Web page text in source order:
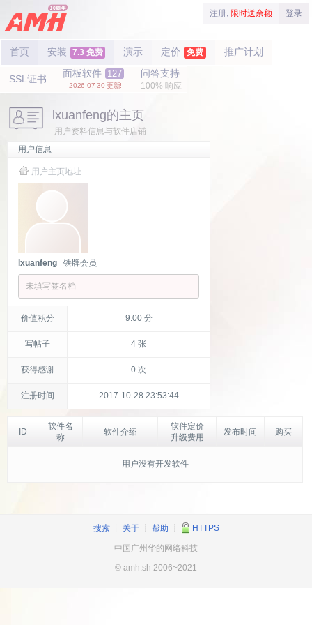
注册, 限时送余额 登录
首页 安装 7.3 免费 演示 定价 免费 推广计划
SSL证书 面板软件 127
2026-07-30 更新!
问答支持
100% 响应
lxuanfeng的主页
用户资料信息与软件店铺
用户信息
用户主页地址
lxuanfeng 铁牌会员
未填写签名档
价值积分 9.00 分
写帖子 4 张
获得感谢 0 次
注册时间 2017-10-28 23:53:44
ID
软件名
称
软件介绍
软件定价
升级费用
发布时间 购买
用户没有开发软件
搜索┊ 关于┊ 帮助 HTTPS
中国广州华的网络科技
© amh.sh 2006~2021